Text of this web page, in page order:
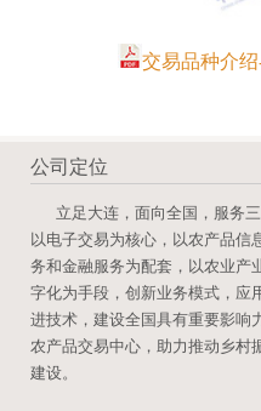
交易品种介
公司定位
立足大连，面向全国，服务三
以电子交易为核心，以农产品信
务和金融服务为配套，以农业产
字化为手段，创新业务模式，应
进技术，建设全国具有重要影响
农产品交易中心，助力推动乡村
建设。